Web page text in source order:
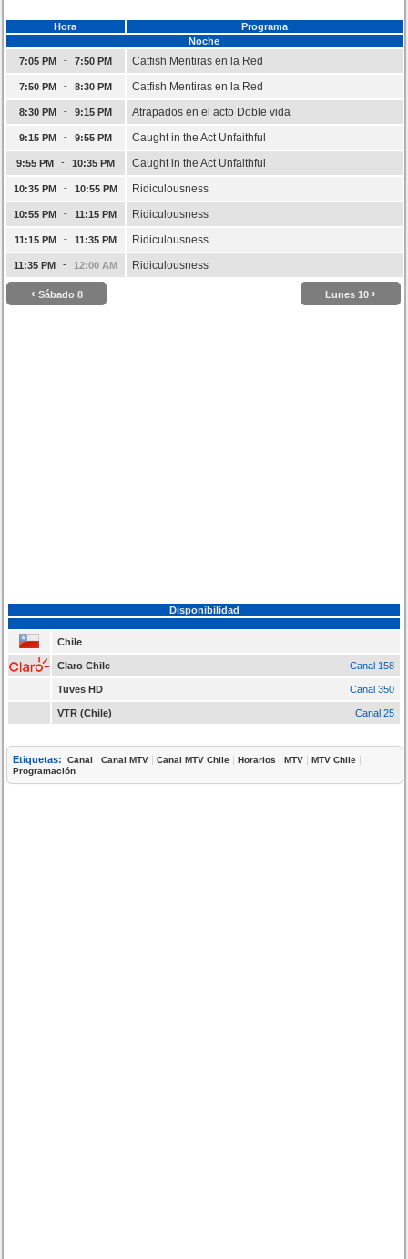
Hora
Programa
Noche
7:05 PM
- 7:50 PM Catfish Mentiras en la Red
7:50 PM - 8:30 PM Catfish Mentiras en la Red
8:30 PM - 9:15 PM Atrapados en el acto Doble vida
9:15 PM - 9:55 PM Caught in the Act Unfaithful
9:55 PM - 10:35 PM Caught in the Act Unfaithful
10:35 PM - 10:55 PM Ridiculousness
10:55 PM - 11:15 PM Ridiculousness
11:15 PM - 11:35 PM Ridiculousness
11:35 PM - 12:00 AM Ridiculousness
‹ Sábado 8 Lunes 10 ›
Disponibilidad
Chile
Claro Chile Canal 158
Tuves HD Canal 350
VTR (Chile) Canal 25
Etiquetas: Canal |Canal MTV |Canal MTV Chile |Horarios |MTV |MTV Chile |
Programación